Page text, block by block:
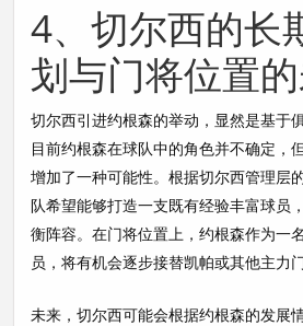
4、切尔西的长
划与门将位置
切尔西引进约根森的举动，显然是基于
目前约根森在球队中的角色并不确定，
增加了一种可能性。根据切尔西管理层
队希望能够打造一支既有经验丰富球员
衡阵容。在门将位置上，约根森作为一
员，将有机会逐步接替凯帕或其他主力
未来，切尔西可能会根据约根森的发展